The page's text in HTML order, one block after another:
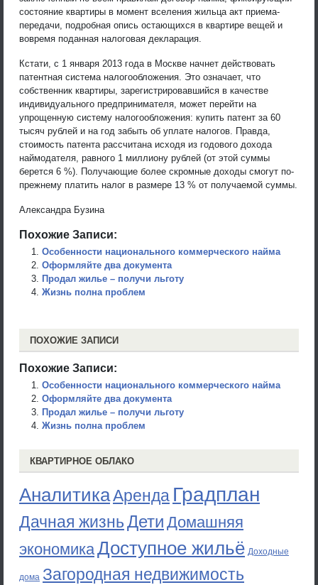
состояние квартиры в момент вселения жильца акт приема-
передачи, подробная опись остающихся в квартире вещей и
вовремя поданная налоговая декларация.
Кстати, с 1 января 2013 года в Москве начнет действовать
патентная система налогообложения. Это означает, что
собственник квартиры, зарегистрировавшийся в качестве
индивидуального предпринимателя, может перейти на
упрощенную систему налогообложения: купить патент за 60
тысяч рублей и на год забыть об уплате налогов. Правда,
стоимость патента рассчитана исходя из годового дохода
наймодателя, равного 1 миллиону рублей (от этой суммы
берется 6 %). Получающие более скромные доходы смогут по-
прежнему платить налог в размере 13 % от получаемой суммы.
Александра Бузина
Похожие Записи:
Особенности национального коммерческого найма
Оформляйте два документа
Продал жилье – получи льготу
Жизнь полна проблем
ПОХОЖИЕ ЗАПИСИ
Похожие Записи:
Особенности национального коммерческого найма
Оформляйте два документа
Продал жилье – получи льготу
Жизнь полна проблем
КВАРТИРНОЕ ОБЛАКО
АналитикаАренда Градплан
Дачная жизньДети Домашняя
экономикаДоступное жильё Доходные
дома Загородная недвижимость